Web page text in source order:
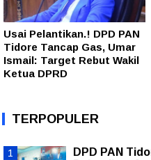
Usai Pelantikan.! DPD PAN
Tidore Tancap Gas, Umar
Ismail: Target Rebut Wakil
Ketua DPRD
TERPOPULER
DPD PAN